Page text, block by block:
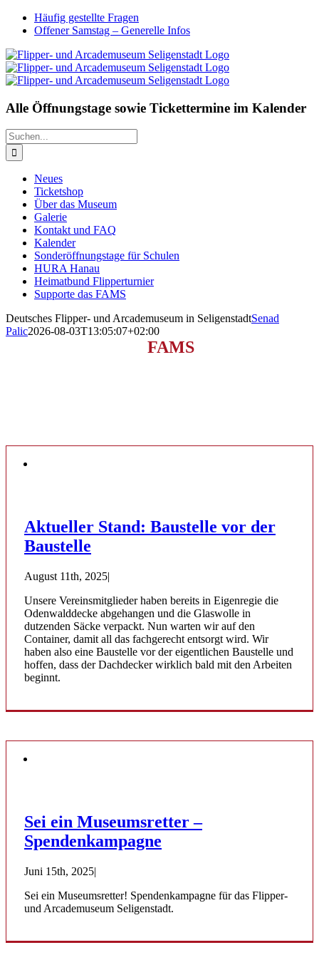
Zum
Inhalt
Facebook
Instagram
YouTube
Twitch
Mail
Häufig gestellte Fragen
Offener Samstag – Generelle Infos
Alle Öffnungstage sowie Tickettermine im Kalender
Suche
nach:
Neues
Ticketshop
Über das Museum
Galerie
Kontakt und FAQ
Kalender
Sonderöffnungstage für Schulen
HURA Hanau
Heimatbund Flipperturnier
Supporte das FAMS
Deutsches Flipper- und Arcademuseum in SeligenstadtSenad
Palic2026-08-03T13:05:07+02:00
FAMS
Aktueller Stand: Baustelle vor der
Baustelle
August 11th, 2025|
Unsere Vereinsmitglieder haben bereits in Eigenregie die
Odenwalddecke abgehangen und die Glaswolle in
dutzenden Säcke verpackt. Nun warten wir auf den
Container, damit all das fachgerecht entsorgt wird. Wir
haben also eine Baustelle vor der eigentlichen Baustelle und
hoffen, dass der Dachdecker wirklich bald mit den Arbeiten
beginnt.
Sei ein Museumsretter –
Spendenkampagne
Juni 15th, 2025|
Sei ein Museumsretter! Spendenkampagne für das Flipper-
und Arcademuseum Seligenstadt.